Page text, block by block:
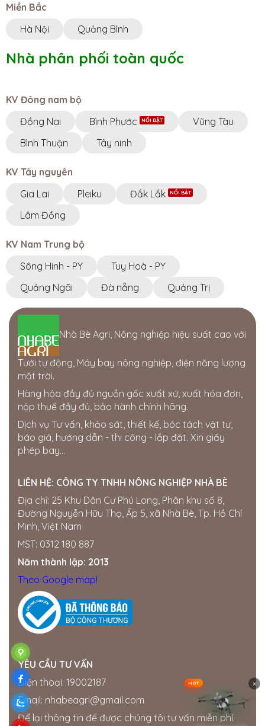
Miền Bắc
Hà Nội
Quảng Bình
Nhà phân phối toàn quốc
KV Đông nam bộ
Đồng Nai
Bình Phước
Vũng Tàu
Bình Thuận
Tây ninh
KV Tây nguyên
Gia Lai
Pleiku
Đắk Lắk
Lâm Đồng
KV Nam Trung bộ
Sông Hinh - PY
Tuy Hoà - PY
Quảng Ngãi
Đà nẵng Quảng Trị
Nhà Bè Agri, Nông nghiệp hiệu suất cao với
Tưới tự động, Máy bay nông nghiệp, điện năng lượng
mặt trời.
Hàng hóa đầy đủ nguồn gốc xuất xứ, xuất hóa đơn,
nộp thuế đầy đủ, bảo hành chính hãng.
Dịch vụ Tư vấn, khảo sát, thiết kế, bóc tách vật tư,
báo giá, hướng dẫn - thi công - lắp đặt. Xin giấy
phép bay...
LIÊN HỆ: CÔNG TY TNHH NÔNG NGHIỆP NHÀ BÈ
Địa chỉ: 25 Khu Dân Cư Phú Long, Phân khu số 8,
Đường Nguyễn Hữu Thọ, Ấp 5, xã Nhà Bè, Tp. Hồ Chí
Minh, Việt Nam
MST: 0312 180 887
Năm thành lập: 2013
Theo Google map!
YÊU CẦU TƯ VẤN
Điện thoại: 19002187
Email: nhabeagri@gmail.com
Để lại thông tin để được chúng tôi tư vấn miễn phí.
HOT ×